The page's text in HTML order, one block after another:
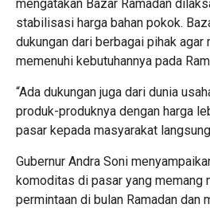
mengatakan Bazar Ramadan
stabilisasi harga bahan pokok.
dukungan dari berbagai pihak agar
memenuhi kebutuhannya pada
“Ada dukungan juga dari dunia
produk-produknya dengan harga
pasar kepada masyarakat
Gubernur Andra Soni
komoditas di pasar yang memang
permintaan di bulan Ramadan dan